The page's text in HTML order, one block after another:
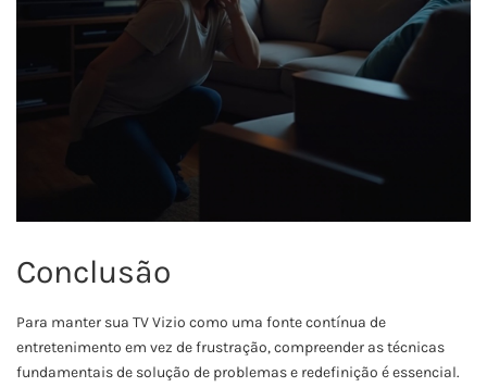
Conclusão
Para manter sua TV Vizio como uma fonte contínua de
entretenimento em vez de frustração, compreender as técnicas
fundamentais de solução de problemas e redefinição é essencial.